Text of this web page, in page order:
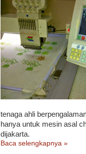
tenaga ahli
hanya untuk mesin asal
dijakarta.
Baca selengkapnya »